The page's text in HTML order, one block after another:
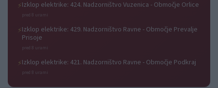
⚡Izklop elektrike: 424. Nadzorništvo Vuzenica - Območje Orlice
pred 8 urami
⚡Izklop elektrike: 429. Nadzorništvo Ravne - Območje Prevalje
Prisoje
pred 8 urami
⚡Izklop elektrike: 421. Nadzorništvo Ravne - Območje Podkraj
pred 8 urami